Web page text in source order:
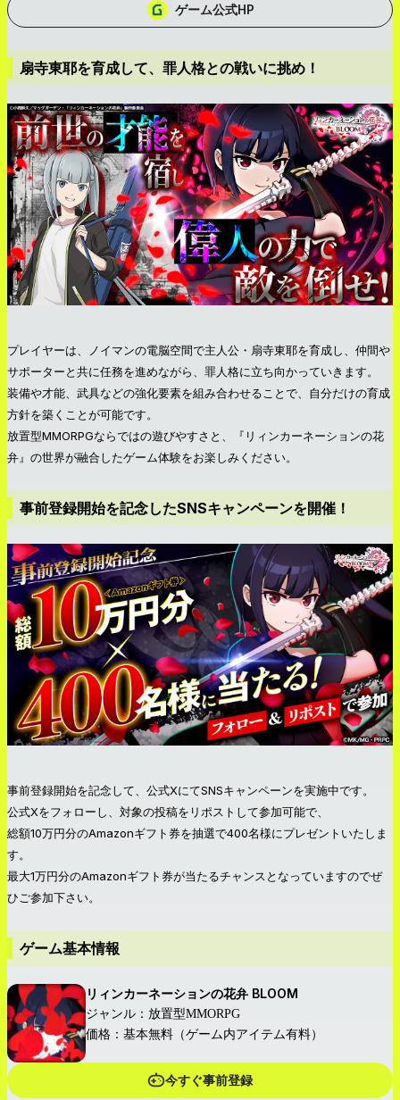
ゲーム公式HP
扇寺東耶を育成して、罪人格との戦いに挑め！
プレイヤーは、ノイマンの電脳空間で主人公・扇寺東耶を育成し、仲間や
サポーターと共に任務を進めながら、罪人格に立ち向かっていきます。
装備や才能、武具などの強化要素を組み合わせることで、自分だけの育成
方針を築くことが可能です。
放置型MMORPGならではの遊びやすさと、『リィンカーネーションの花
弁』の世界が融合したゲーム体験をお楽しみください。
事前登録開始を記念したSNSキャンペーンを開催！
事前登録開始を記念して、公式XにてSNSキャンペーンを実施中です。
公式Xをフォローし、対象の投稿をリポストして参加可能で、
総額10万円分のAmazonギフト券を抽選で400名様にプレゼントいたしま
す。
最大1万円分のAmazonギフト券が当たるチャンスとなっていますのでぜ
ひご参加下さい。
ゲーム基本情報
リィンカーネーションの花弁 BLOOM
ジャンル：放置型MMORPG
価格：基本無料（ゲーム内アイテム有料）
今すぐ事前登録